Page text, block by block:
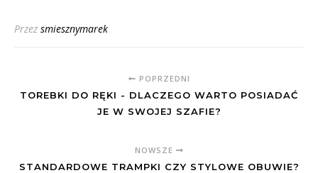
Przez smiesznymarek
POPRZEDNI
TOREBKI DO RĘKI - DLACZEGO WARTO POSIADAĆ
JE W SWOJEJ SZAFIE?
NOWSZE
STANDARDOWE TRAMPKI CZY STYLOWE OBUWIE?